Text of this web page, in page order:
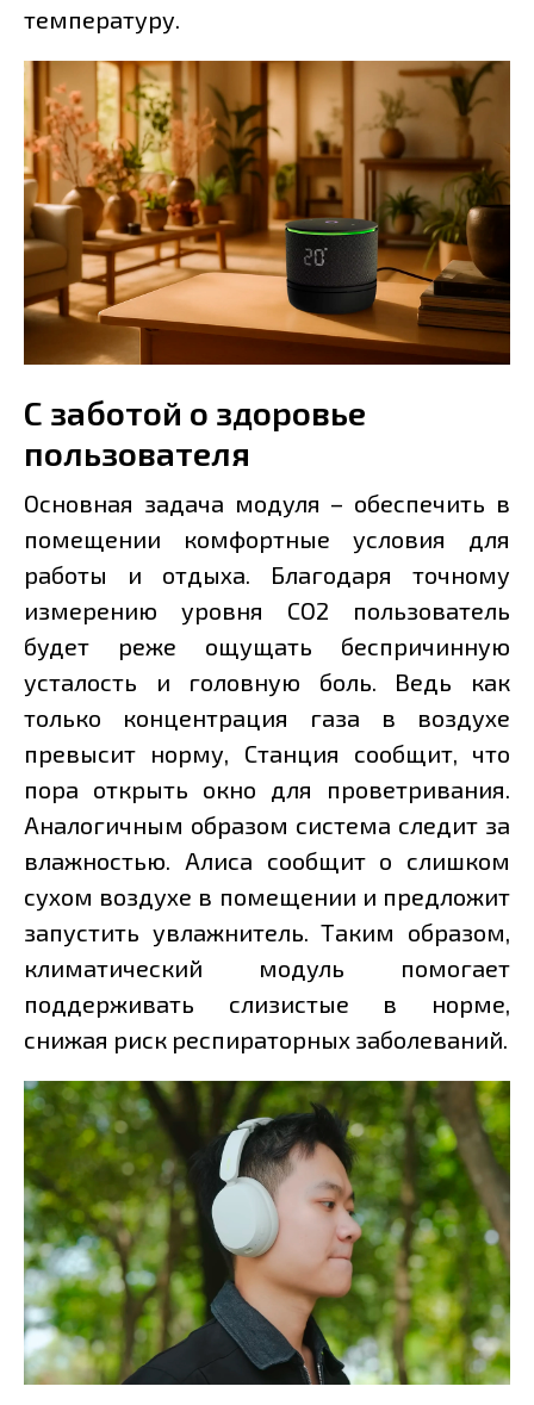
температуру.
С заботой о здоровье
пользователя
Основная задача модуля – обеспечить в
помещении комфортные условия для
работы и отдыха. Благодаря точному
измерению уровня CO2 пользователь
будет реже ощущать беспричинную
усталость и головную боль. Ведь как
только концентрация газа в воздухе
превысит норму, Станция сообщит, что
пора открыть окно для проветривания.
Аналогичным образом система следит за
влажностью. Алиса сообщит о слишком
сухом воздухе в помещении и предложит
запустить увлажнитель. Таким образом,
климатический модуль помогает
поддерживать слизистые в норме,
снижая риск респираторных заболеваний.